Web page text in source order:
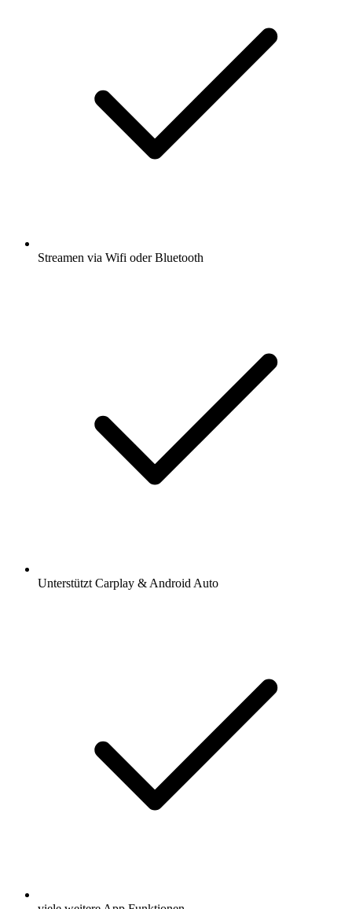
Streamen via Wifi oder Bluetooth
Unterstützt Carplay & Android Auto